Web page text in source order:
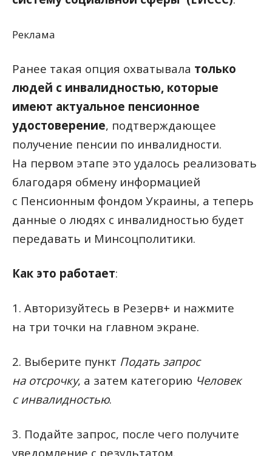
Реклама
Ранее такая опция охватывала только
людей с инвалидностью, которые
имеют актуальное пенсионное
удостоверение, подтверждающее
получение пенсии по инвалидности.
На первом этапе это удалось реализовать
благодаря обмену информацией
с Пенсионным фондом Украины, а теперь
данные о людях с инвалидностью будет
передавать и Минсоцполитики.
Как это работает:
1. Авторизуйтесь в Резерв+ и нажмите
на три точки на главном экране.
2. Выберите пункт Подать запрос
на отсрочку, а затем категорию Человек
с инвалидностью.
3. Подайте запрос, после чего получите
уведомление с результатом.